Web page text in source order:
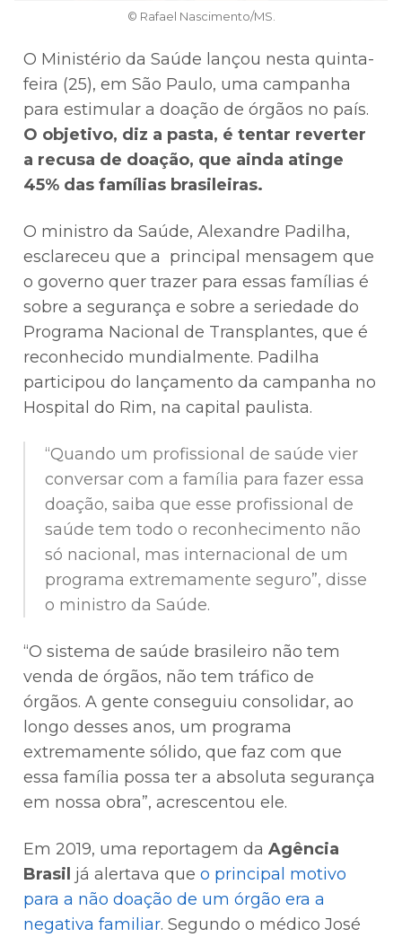
© Rafael Nascimento/MS.
O Ministério da Saúde lançou nesta quinta-
feira (25), em São Paulo, uma campanha
para estimular a doação de órgãos no país.
O objetivo, diz a pasta, é tentar reverter
a recusa de doação, que ainda atinge
45% das famílias brasileiras.
O ministro da Saúde, Alexandre Padilha,
esclareceu que a principal mensagem que
o governo quer trazer para essas famílias é
sobre a segurança e sobre a seriedade do
Programa Nacional de Transplantes, que é
reconhecido mundialmente. Padilha
participou do lançamento da campanha no
Hospital do Rim, na capital paulista.
“Quando um profissional de saúde vier
conversar com a família para fazer essa
doação, saiba que esse profissional de
saúde tem todo o reconhecimento não
só nacional, mas internacional de um
programa extremamente seguro”, disse
o ministro da Saúde.
“O sistema de saúde brasileiro não tem
venda de órgãos, não tem tráfico de
órgãos. A gente conseguiu consolidar, ao
longo desses anos, um programa
extremamente sólido, que faz com que
essa família possa ter a absoluta segurança
em nossa obra”, acrescentou ele.
Em 2019, uma reportagem daAgência
Brasil já alertava queo principal motivo
para a não doação de um órgão era a
negativa familiar. Segundo o médico José